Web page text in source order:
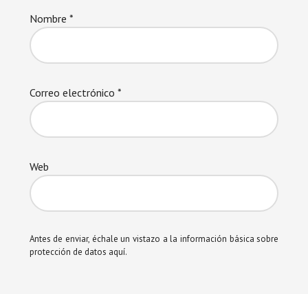
Nombre *
Correo electrónico *
Web
Antes de enviar, échale un vistazo a la información básica sobre
protección de datos aquí.